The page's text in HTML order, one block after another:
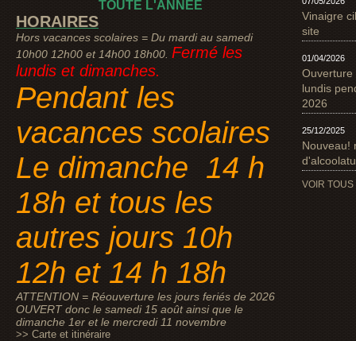
TOUTE L'ANNEE
HORAIRES
Hors vacances scolaires = Du mardi au samedi
10h00 12h00 et 14h00 18h00. Fermé les
lundis et dimanches.
Pendant les
vacances scolaires
Le dimanche 14 h
18h et tous les
autres jours 10h
12h et 14 h 18h
ATTENTION = Réouverture les jours feriés de 2026
OUVERT donc le samedi 15 août ainsi que le
dimanche 1er et le mercredi 11 novembre
>> Carte et itinéraire
Vinaigre
site
01/04/2026
Ouverture
lundis
2026
25/12/2025
Nouveau!
VOIR TOUS